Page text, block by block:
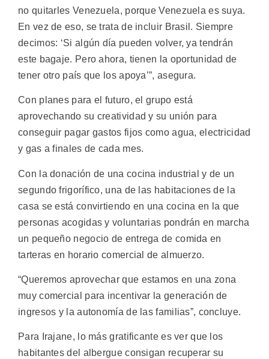
no quitarles Venezuela, porque Venezuela es suya.
En vez de eso, se trata de incluir Brasil. Siempre
decimos: ‘Si algún día pueden volver, ya tendrán
este bagaje. Pero ahora, tienen la oportunidad de
tener otro país que los apoya’”, asegura.
Con planes para el futuro, el grupo está
aprovechando su creatividad y su unión para
conseguir pagar gastos fijos como agua, electricidad
y gas a finales de cada mes.
Con la donación de una cocina industrial y de un
segundo frigorífico, una de las habitaciones de la
casa se está convirtiendo en una cocina en la que
personas acogidas y voluntarias pondrán en marcha
un pequeño negocio de entrega de comida en
tarteras en horario comercial de almuerzo.
“Queremos aprovechar que estamos en una zona
muy comercial para incentivar la generación de
ingresos y la autonomía de las familias”, concluye.
Para Irajane, lo más gratificante es ver que los
habitantes del albergue consigan recuperar su